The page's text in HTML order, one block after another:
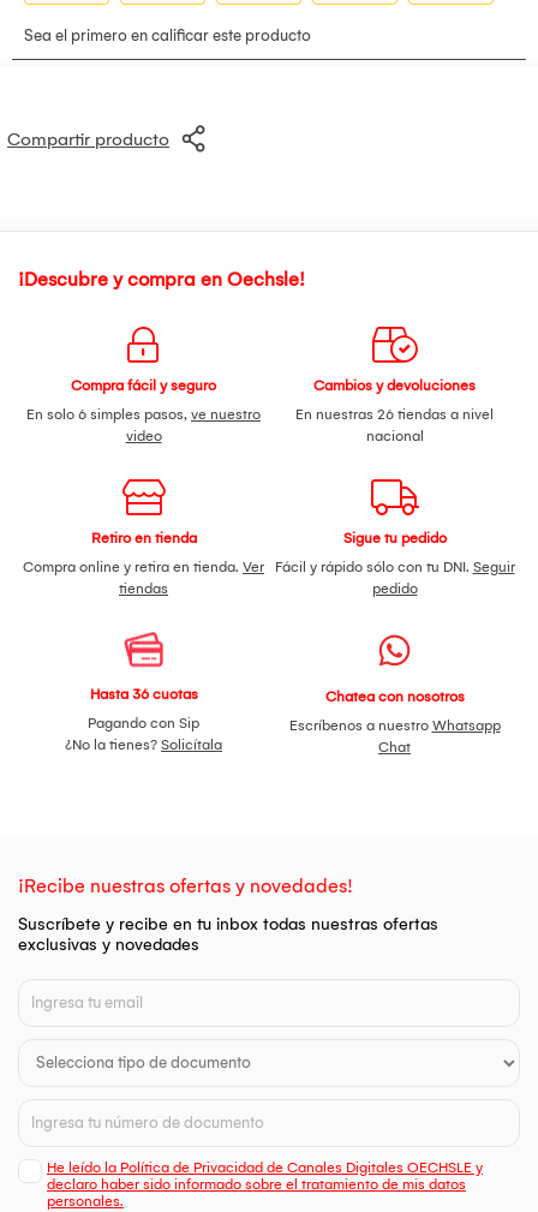
Compartir producto
¡Descubre y compra en Oechsle!
Compra fácil y seguro
En solo 6 simples pasos, ve nuestro
video
Cambios y devoluciones
En nuestras 26 tiendas a nivel
nacional
Retiro en tienda
Compra online y retira en tienda. Ver
tiendas
Sigue tu pedido
Fácil y rápido sólo con tu DNI. Seguir
pedido
Hasta 36 cuotas
Pagando con Sip
¿No la tienes? Solicítala
Chatea con nosotros
Escríbenos a nuestro Whatsapp
Chat
¡Recibe nuestras ofertas y novedades!
Suscríbete y recibe en tu inbox todas nuestras ofertas
exclusivas y novedades
He leído la Política de Privacidad de Canales Digitales OECHSLE y
declaro haber sido informado sobre el tratamiento de mis datos
personales.